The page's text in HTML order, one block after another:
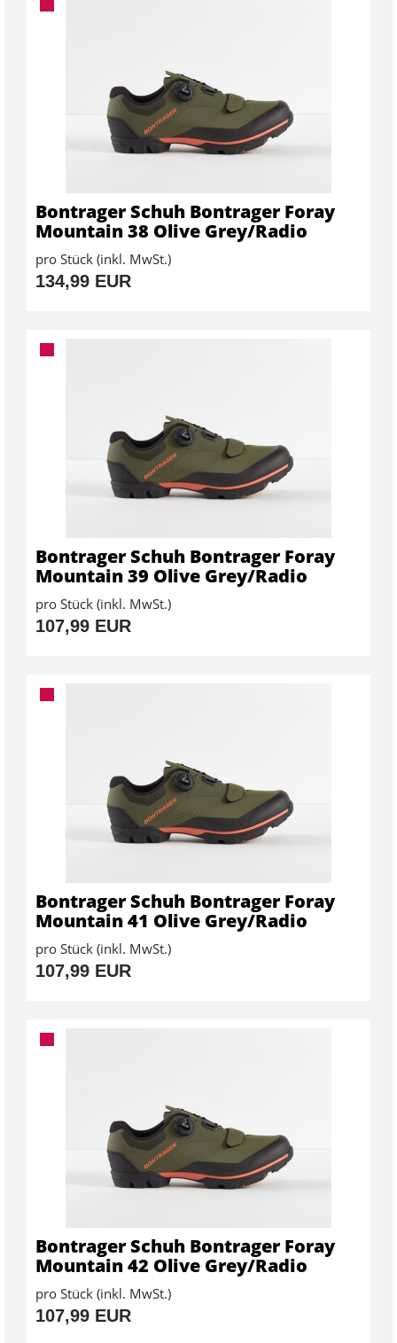
Bontrager Schuh Bontrager Foray
Mountain 38 Olive Grey/Radio
pro Stück (inkl. MwSt.)
134,99 EUR
Bontrager Schuh Bontrager Foray
Mountain 39 Olive Grey/Radio
pro Stück (inkl. MwSt.)
107,99 EUR
Bontrager Schuh Bontrager Foray
Mountain 41 Olive Grey/Radio
pro Stück (inkl. MwSt.)
107,99 EUR
Bontrager Schuh Bontrager Foray
Mountain 42 Olive Grey/Radio
pro Stück (inkl. MwSt.)
107,99 EUR